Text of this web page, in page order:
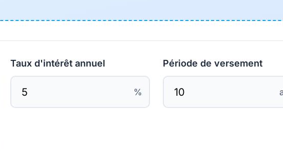
Taux d'intérêt annuel
%
Période de versement